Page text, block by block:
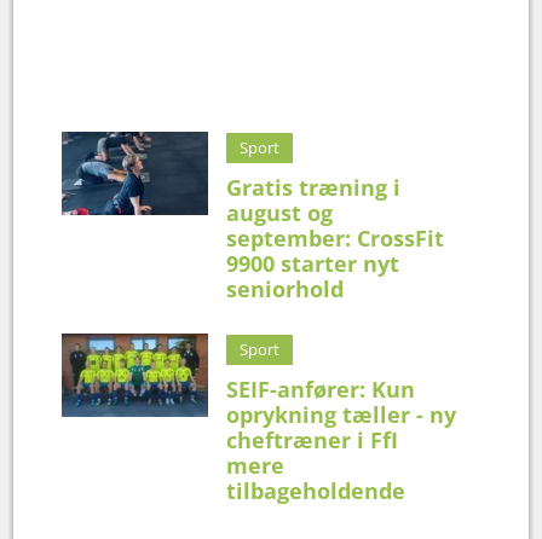
Sport
Gratis træning i
august og
september: CrossFit
9900 starter nyt
seniorhold
Sport
SEIF-anfører: Kun
oprykning tæller - ny
cheftræner i FfI
mere
tilbageholdende